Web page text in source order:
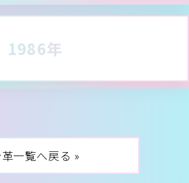
1986年
一覧へ戻る »